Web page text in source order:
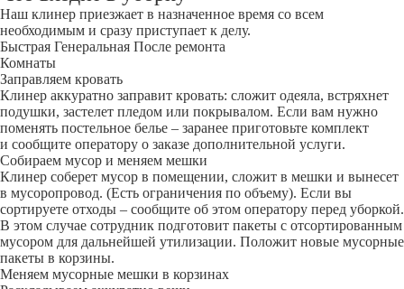
Наш клинер приезжает в назначенное время со всем
необходимым и сразу приступает к делу.
Быстрая Генеральная После ремонта
Комнаты
Заправляем кровать
Клинер аккуратно заправит кровать: сложит одеяла, встряхнет
подушки, застелет пледом или покрывалом. Если вам нужно
поменять постельное белье – заранее приготовьте комплект
и сообщите оператору о заказе дополнительной услуги.
Собираем мусор и меняем мешки
Клинер соберет мусор в помещении, сложит в мешки и вынесет
в мусоропровод. (Есть ограничения по объему). Если вы
сортируете отходы – сообщите об этом оператору перед уборкой.
В этом случае сотрудник подготовит пакеты с отсортированным
мусором для дальнейшей утилизации. Положит новые мусорные
пакеты в корзины.
Меняем мусорные мешки в корзинах